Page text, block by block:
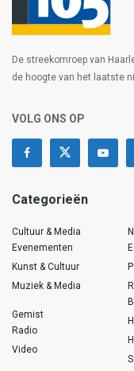
De streekomroep van
de hoogte van het laatste
VOLG ONS OP
Categorieën
Cultuur & Media
Evenementen
Kunst & Cultuur
Muziek & Media
Gemist
Radio
Video